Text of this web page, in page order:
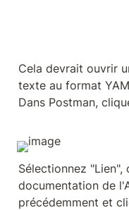
Cela devrait ouvrir
texte au format
Dans Postman,
Sélectionnez "Lien",
documentation de
précédemment et